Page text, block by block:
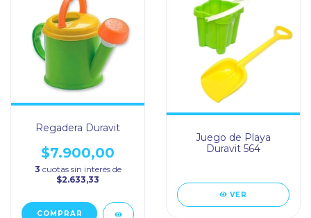
Regadera Duravit
$7.900,00
3 cuotas sin interés de
$2.633,33
Juego de Playa
Duravit 564
VER